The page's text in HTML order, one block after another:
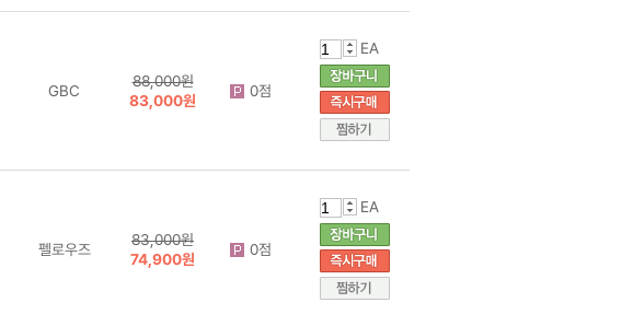
GBC
88,000원
83,000원
0점
EA
펠로우즈
83,000원
74,900원
0점
EA